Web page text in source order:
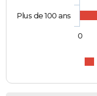
Plus de 100 ans
0